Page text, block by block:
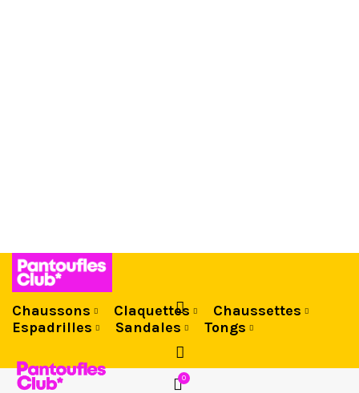
Chaussons Claquettes
Chaussettes
Espadrilles
Sandales Tongs
0